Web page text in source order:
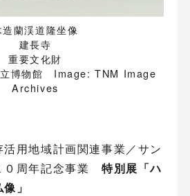
造蘭渓道隆坐像
建長寺
重要文化財
立博物館 Image: TNM Image
Archives
用地域計画関連事業／サン
０周年記念事業 特別展「ハ
」